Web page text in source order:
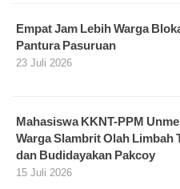
Empat Jam Lebih Warga
Pantura Pasuruan
23 Juli 2026
Mahasiswa KKNT-PPM
Warga Slambrit Olah Limbah
dan Budidayakan Pakcoy
15 Juli 2026